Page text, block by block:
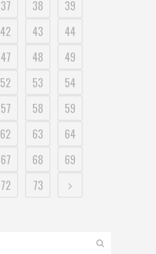
37 38
39
42 43
44
47 48
49
52 53
54
57 58
59
62 63
64
67 68
69
72 73